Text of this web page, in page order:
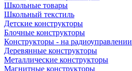
Школьные товары
Школьный текстиль
Детские конструкторы
Блочные конструкторы
Конструкторы - на радиоуправлении
Деревянные конструкторы
Металлические конструкторы
Магнитные конструкторы